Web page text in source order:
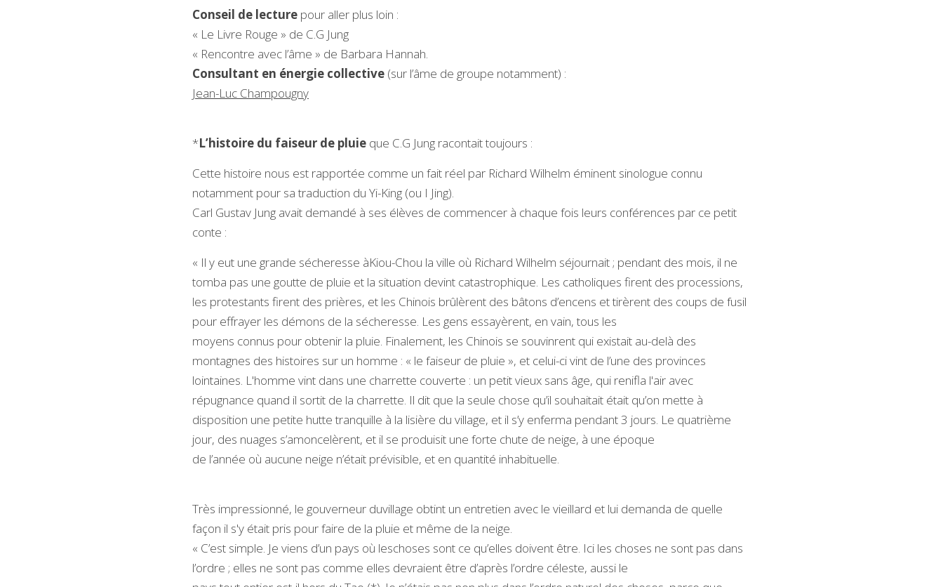
Conseil de lecture pour aller plus loin :
« Le Livre Rouge » de C.G Jung
« Rencontre avec l’âme » de Barbara Hannah.
Consultant en énergie collective (sur l’âme de groupe notamment) :
Jean-Luc Champougny
*L’histoire du faiseur de pluie que C.G Jung racontait toujours :
Cette histoire nous est rapportée comme un fait réel par Richard Wilhelm éminent sinologue connu
notamment pour sa traduction du Yi-King (ou I Jing).
Carl Gustav Jung avait demandé à ses élèves de commencer à chaque fois leurs conférences par ce petit
conte :
« Il y eut une grande sécheresse àKiou-Chou la ville où Richard Wilhelm séjournait ; pendant des mois, il ne
tomba pas une goutte de pluie et la situation devint catastrophique. Les catholiques firent des processions,
les protestants firent des prières, et les Chinois brûlèrent des bâtons d’encens et tirèrent des coups de fusil
pour effrayer les démons de la sécheresse. Les gens essayèrent, en vain, tous les
moyens connus pour obtenir la pluie. Finalement, les Chinois se souvinrent qui existait au-delà des
montagnes des histoires sur un homme : « le faiseur de pluie », et celui-ci vint de l’une des provinces
lointaines. L'homme vint dans une charrette couverte : un petit vieux sans âge, qui renifla l'air avec
répugnance quand il sortit de la charrette. Il dit que la seule chose qu’il souhaitait était qu’on mette à
disposition une petite hutte tranquille à la lisière du village, et il s’y enferma pendant 3 jours. Le quatrième
jour, des nuages s’amoncelèrent, et il se produisit une forte chute de neige, à une époque
de l’année où aucune neige n’était prévisible, et en quantité inhabituelle.
Très impressionné, le gouverneur duvillage obtint un entretien avec le vieillard et lui demanda de quelle
façon il s'y était pris pour faire de la pluie et même de la neige.
« C’est simple. Je viens d’un pays où leschoses sont ce qu’elles doivent être. Ici les choses ne sont pas dans
l’ordre ; elles ne sont pas comme elles devraient être d’après l’ordre céleste, aussi le